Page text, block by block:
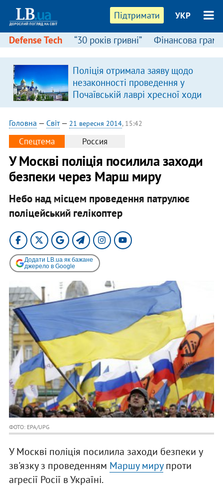
Підтримати УКР
Defense Tech “30 років гривні” Фінансова
Поліція отримала заяву щодо
незаконності проведення у
Почаївській лаврі хресної ходи
Головна — Світ— 21 вересня 2014, 15:42
Спецтема Россия
У Москві поліція посилила заходи
безпеки через Марш миру
Небо над місцем проведення патрулює
поліцейський гелікоптер
Додати LB.ua як бажане
джерело в Google
ФОТО: EPA/UPG
У Москві поліція посилила заходи безпеки у
зв'язку з проведенням Маршу мирупроти
агресії Росії в Україні.